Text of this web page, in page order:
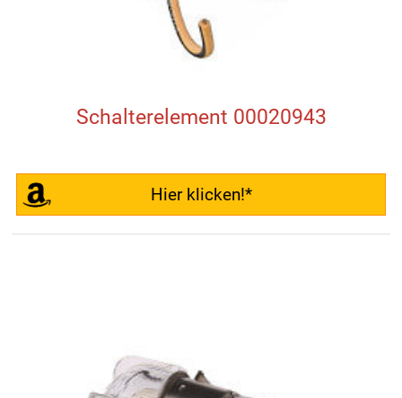
Schalterelement 00020943
Hier klicken!*